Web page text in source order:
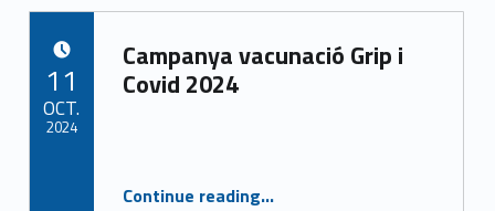
Campanya vacunació Grip i
Covid 2024
Continue reading“Campanya vacunació Grip i Covid 2024”
…
11
OCT.
2024